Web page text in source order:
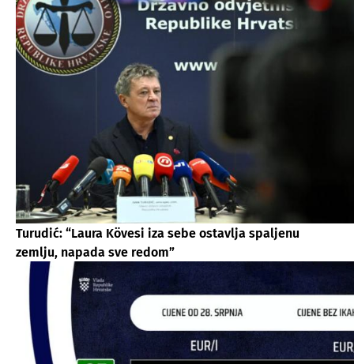
Turudić: “Laura Kövesi iza sebe ostavlja spaljenu
zemlju, napada sve redom”